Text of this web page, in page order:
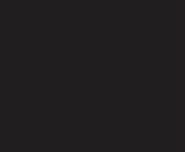
product is